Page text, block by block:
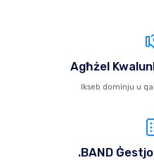
Agħżel
Ikseb dominju u
.BAND